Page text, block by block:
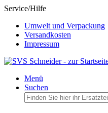
Service/Hilfe
Umwelt und Verpackung
Versandkosten
Impressum
Menü
Suchen